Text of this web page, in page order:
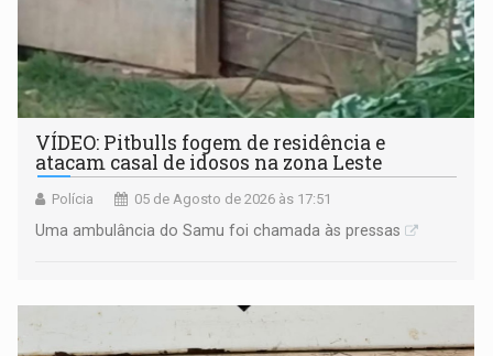
VÍDEO: Pitbulls fogem de residência e
atacam casal de idosos na zona Leste
Polícia 05 de Agosto de 2026 às 17:51
Uma ambulância do Samu foi chamada às pressas